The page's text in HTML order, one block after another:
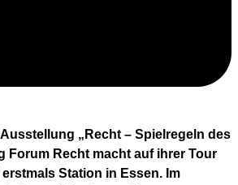
„Recht – Spielregeln des
Forum Recht macht auf ihrer Tour
Station in Essen. Im